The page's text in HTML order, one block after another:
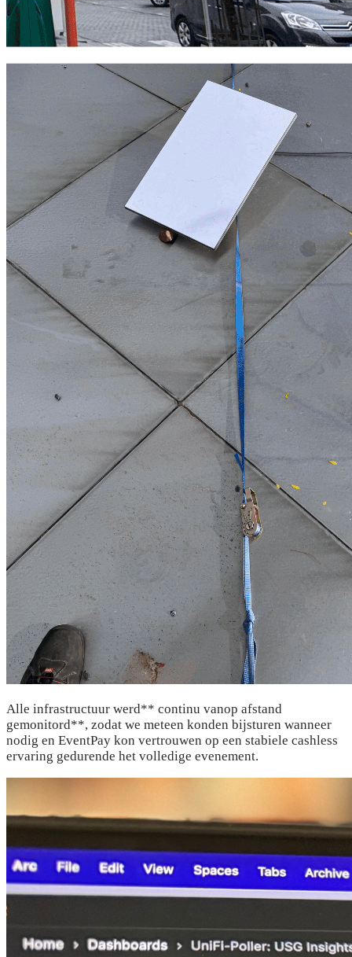
Alle infrastructuur werd** continu vanop afstand
gemonitord**, zodat we meteen konden bijsturen wanneer
nodig en EventPay kon vertrouwen op een stabiele cashless
ervaring gedurende het volledige evenement.